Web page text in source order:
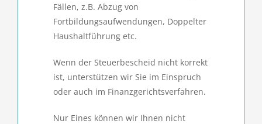
Fällen, z.B. Abzug von
Fortbildungsaufwendungen, Doppelter
Haushaltführung etc.
Wenn der Steuerbescheid nicht korrekt
ist, unterstützen wir Sie im Einspruch
oder auch im Finanzgerichtsverfahren.
Nur Eines können wir Ihnen nicht